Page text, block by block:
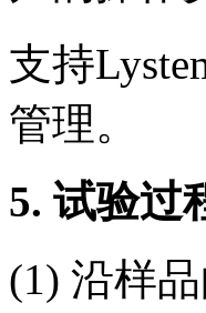
支持
管理。
5. 试验过
(1) 沿样